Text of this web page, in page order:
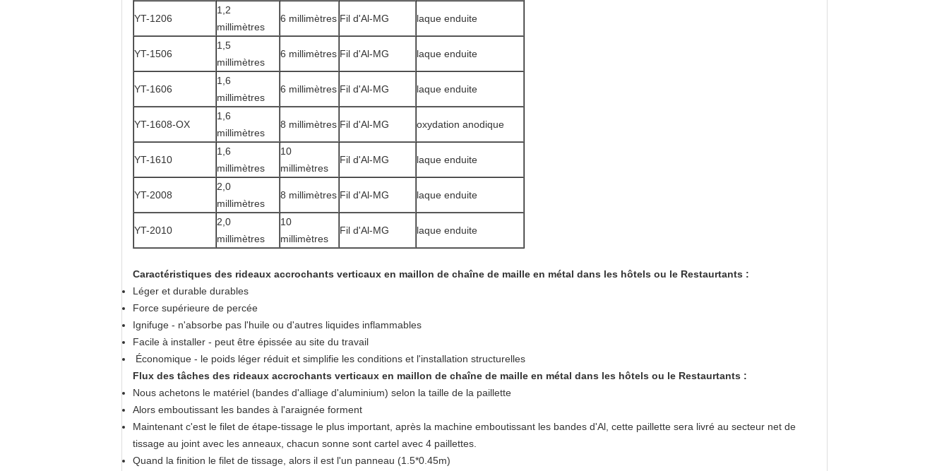
YT-1206
1,2
millimètres
6 millimètres Fil d'Al-MG laque enduite
YT-1506
1,5
millimètres
6 millimètres Fil d'Al-MG laque enduite
YT-1606
1,6
millimètres
6 millimètres Fil d'Al-MG laque enduite
YT-1608-OX
1,6
millimètres
8 millimètres Fil d'Al-MG oxydation anodique
YT-1610
1,6
millimètres
10
millimètres
Fil d'Al-MG laque enduite
YT-2008
2,0
millimètres
8 millimètres Fil d'Al-MG laque enduite
YT-2010
2,0
millimètres
10
millimètres
Fil d'Al-MG laque enduite
Caractéristiques des rideaux accrochants verticaux en maillon de chaîne de maille en métal dans les hôtels ou le Restaurtants :
Léger et durable durables
Force supérieure de percée
Ignifuge - n'absorbe pas l'huile ou d'autres liquides inflammables
Facile à installer - peut être épissée au site du travail
Économique - le poids léger réduit et simplifie les conditions et l'installation structurelles
Flux des tâches des rideaux accrochants verticaux en maillon de chaîne de maille en métal dans les hôtels ou le Restaurtants :
Nous achetons le matériel (bandes d'alliage d'aluminium) selon la taille de la paillette
Alors emboutissant les bandes à l'araignée forment
Maintenant c'est le filet de étape-tissage le plus important, après la machine emboutissant les bandes d'Al, cette paillette sera livré au secteur net de
tissage au joint avec les anneaux, chacun sonne sont cartel avec 4 paillettes.
Quand la finition le filet de tissage, alors il est l'un panneau (1.5*0.45m)